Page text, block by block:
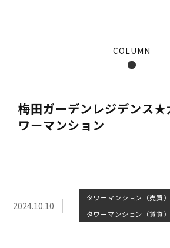
梅田ガーデンレジデンス★
ワーマンション
COLUMN
2024.10.10
タワーマンション（売買）
タワーマンション（賃貸）